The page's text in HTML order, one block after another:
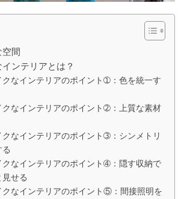
間
ンテリアとは？
クなインテリアのポイント➀：色を統一す
クなインテリアのポイント➁：上質な素材
クなインテリアのポイント➂：シンメトリ
クなインテリアのポイント➃：隠す収納で
せる
クなインテリアのポイント⑤：間接照明を